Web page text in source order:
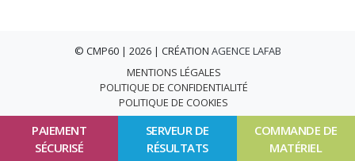
PAIEMENT
SÉCURISÉ
SERVEUR DE
RÉSULTATS
COMMANDE DE
MATÉRIEL
© CMP60 | 2026 | CRÉATION AGENCE LAFAB
MENTIONS LÉGALES
POLITIQUE DE CONFIDENTIALITÉ
POLITIQUE DE COOKIES